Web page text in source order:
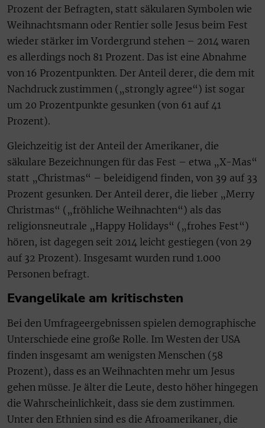
Prozent der Befragten, statt säkularen Symbolen wie
Weihnachtsmann oder Rentier solle Jesus beim Fest
wieder stärker im Vordergrund stehen – 2014 waren
es allerdings noch 81 Prozent. Das ist eine Abnahme
von 16 Prozentpunkten. Der Anteil derer, die dem mit
Nachdruck zustimmen („strongly agree“) ist sogar
um 20 Prozentpunkte gesunken (von 61 auf 41
Prozent).
Gleichzeitig ist der Anteil der Amerikaner, die
säkulare Bezeichnungen für das Fest – etwa „X-Mas“
statt „Christmas“ – beleidigend finden, von 39 auf 33
Prozent gesunken. Der Anteil derer, die lieber „Merry
Christmas“ („fröhliche Weihnachten“) als das
religionsneutrale „Happy Holidays“ („frohes Fest“)
hören, ist dagegen seit 2014 leicht gestiegen (von 29
auf 32 Prozent). Insgesamt wurden rund 1.000
Personen befragt.
Evangelikale am kritischsten
Bei den Umfrageergebnissen spielen demographische
Unterschiede eine große Rolle. Im Westen der USA
finden insgesamt am wenigsten Menschen (58
Prozent), dass es an Weihnachten mehr um Jesus
gehen müsse. Je älter die Leute, desto höher hingegen
die Wahrscheinlichkeit, dass sie dem zustimmen.
Unter den Ethnien sind es die Afroamerikaner, die